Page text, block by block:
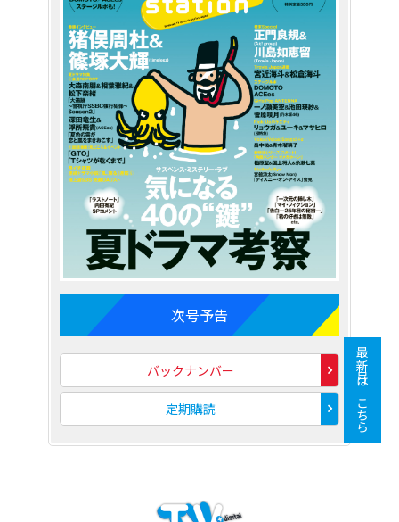
次号予告
バックナンバー
定期購読 最新号はこちら